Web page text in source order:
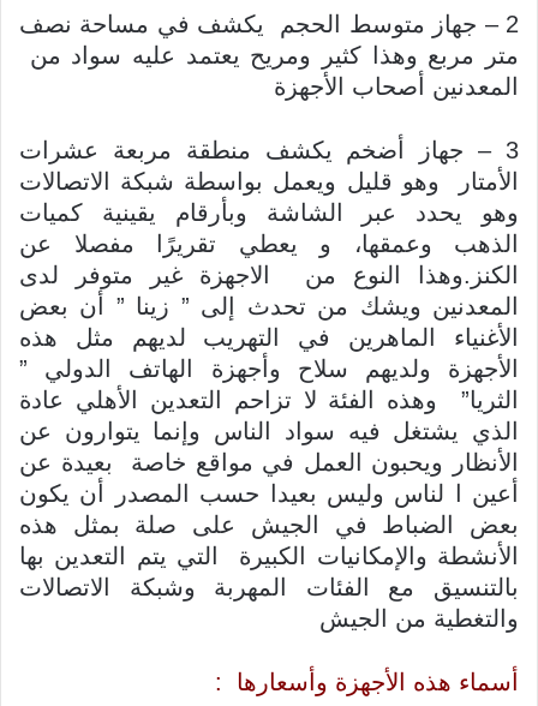
2 – جهاز متوسط الحجم يكشف في مساحة نصف
متر مربع وهذا كثير ومريح يعتمد عليه سواد من
المعدنين أصحاب الأجهزة
3 – جهاز أضخم يكشف منطقة مربعة عشرات
الأمتار وهو قليل ويعمل بواسطة شبكة الاتصالات
وهو يحدد عبر الشاشة وبأرقام يقينية كميات
الذهب وعمقها، و يعطي تقريرًا مفصلا عن
الكنز.وهذا النوع من الاجهزة غير متوفر لدى
المعدنين ويشك من تحدث إلى ” زينا ” أن بعض
الأغنياء الماهرين في التهريب لديهم مثل هذه
الأجهزة ولديهم سلاح وأجهزة الهاتف الدولي ”
الثريا” وهذه الفئة لا تزاحم التعدين الأهلي عادة
الذي يشتغل فيه سواد الناس وإنما يتوارون عن
الأنظار ويحبون العمل في مواقع خاصة بعيدة عن
أعين ا لناس وليس بعيدا حسب المصدر أن يكون
بعض الضباط في الجيش على صلة بمثل هذه
الأنشطة والإمكانيات الكبيرة التي يتم التعدين بها
بالتنسيق مع الفئات المهربة وشبكة الاتصالات
والتغطية من الجيش
أسماء هذه الأجهزة وأسعارها :